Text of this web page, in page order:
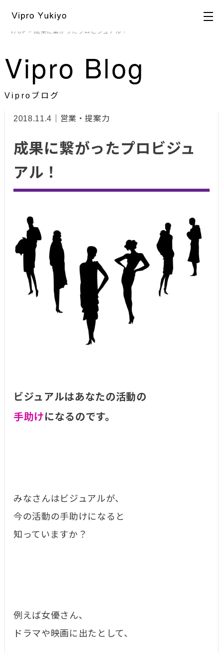
HOME> ブログ >ビジュアル戦略
即実践できる売り上
げUP > 成果に繋がったプロビジュアル！
Vipro Blog
Viproブログ
2018.11.4｜営業・提案力
成果に繋がったプロビジュ
アル！
ビジュアルはあなたの活動の
手助けになるのです。
みなさんはビジュアルが、
今の活動の手助けになると
知っていますか？
例えば女優さん、
ドラマや映画に出たとして、